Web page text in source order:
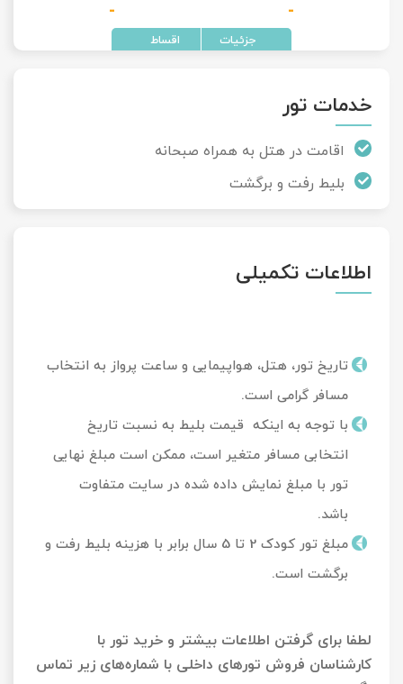
-
-
خدمات تور
اقامت در هتل به همراه صبحانه
بلیط رفت و برگشت
اطلاعات تکمیلی
تاریخ تور، هتل، هواپیمایی و ساعت پرواز به انتخاب
مسافر گرامی است.
با توجه به اینکه قیمت بلیط به نسبت تاریخ
انتخابی مسافر متغیر است، ممکن است مبلغ نهایی
تور با مبلغ نمایش داده شده در سایت متفاوت
باشد.
مبلغ تور کودک 2 تا 5 سال برابر با هزینه بلیط رفت و
برگشت است.
لطفا برای گرفتن اطلاعات بیشتر و خرید تور با
کارشناسان فروش تور‌های داخلی با شماره‌های زیر تماس